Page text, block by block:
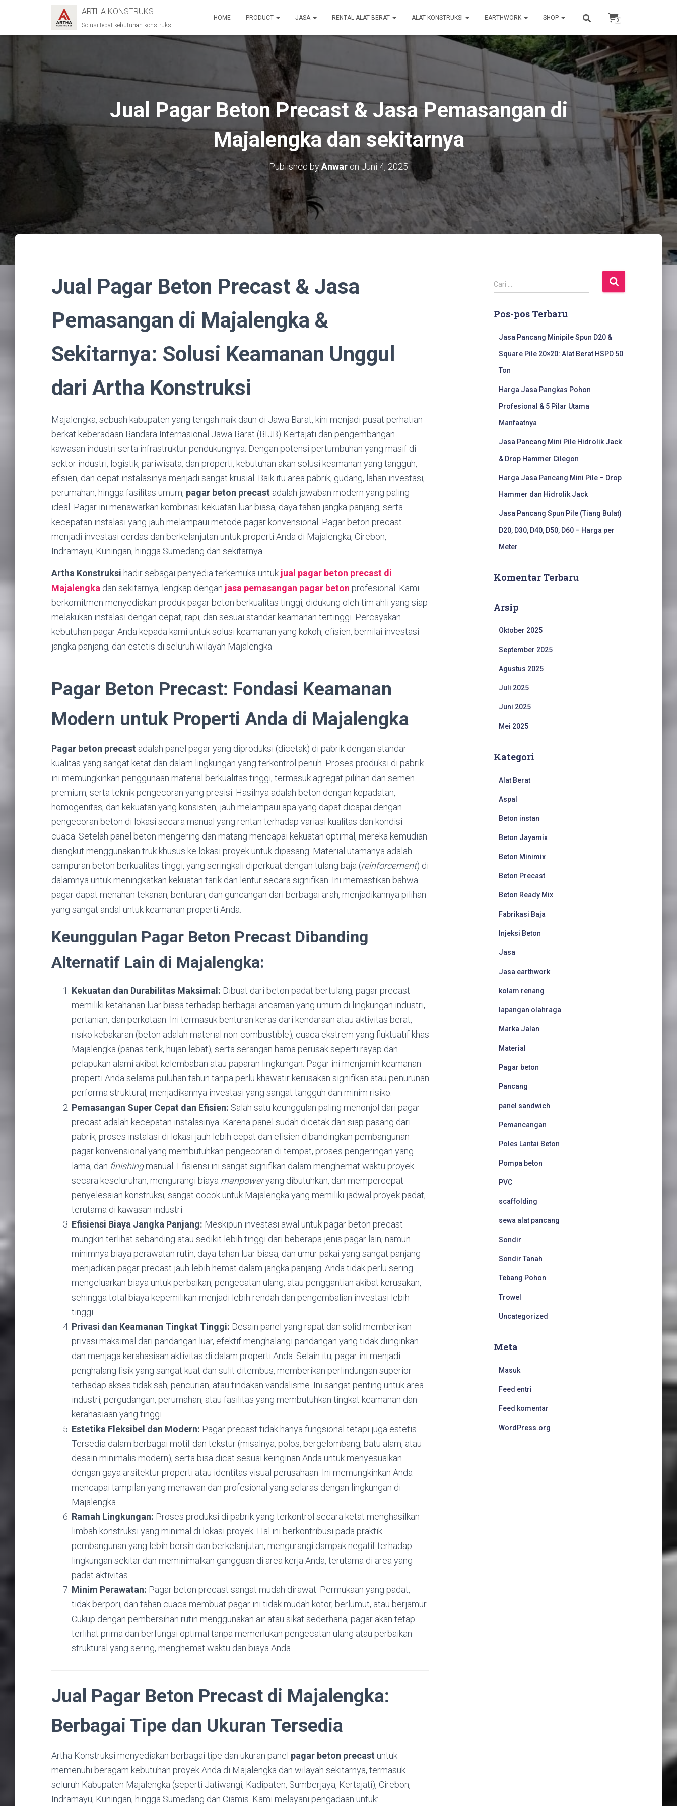
ARTHA KONSTRUKSI
Solusi tepat kebutuhan konstruksi
HOME PRODUCT JASA RENTAL ALAT BERAT ALAT KONSTRUKSI EARTHWORK SHOP 0
Jual Pagar Beton Precast & Jasa Pemasangan di
Majalengka dan sekitarnya
Published byAnwar on Juni 4, 2025
Jual Pagar Beton Precast & Jasa
Pemasangan di Majalengka &
Sekitarnya: Solusi Keamanan Unggul
dari Artha Konstruksi
Majalengka, sebuah kabupaten yang tengah naik daun di Jawa Barat, kini menjadi pusat perhatian
berkat keberadaan Bandara Internasional Jawa Barat (BIJB) Kertajati dan pengembangan
kawasan industri serta infrastruktur pendukungnya. Dengan potensi pertumbuhan yang masif di
sektor industri, logistik, pariwisata, dan properti, kebutuhan akan solusi keamanan yang tangguh,
efisien, dan cepat instalasinya menjadi sangat krusial. Baik itu area pabrik, gudang, lahan investasi,
perumahan, hingga fasilitas umum, pagar beton precast adalah jawaban modern yang paling
ideal. Pagar ini menawarkan kombinasi kekuatan luar biasa, daya tahan jangka panjang, serta
kecepatan instalasi yang jauh melampaui metode pagar konvensional. Pagar beton precast
menjadi investasi cerdas dan berkelanjutan untuk properti Anda di Majalengka, Cirebon,
Indramayu, Kuningan, hingga Sumedang dan sekitarnya.
Artha Konstruksi hadir sebagai penyedia terkemuka untuk jual pagar beton precast di
Majalengka dan sekitarnya, lengkap dengan jasa pemasangan pagar beton profesional. Kami
berkomitmen menyediakan produk pagar beton berkualitas tinggi, didukung oleh tim ahli yang siap
melakukan instalasi dengan cepat, rapi, dan sesuai standar keamanan tertinggi. Percayakan
kebutuhan pagar Anda kepada kami untuk solusi keamanan yang kokoh, efisien, bernilai investasi
jangka panjang, dan estetis di seluruh wilayah Majalengka.
Pagar Beton Precast: Fondasi Keamanan
Modern untuk Properti Anda di Majalengka
Pagar beton precast adalah panel pagar yang diproduksi (dicetak) di pabrik dengan standar
kualitas yang sangat ketat dan dalam lingkungan yang terkontrol penuh. Proses produksi di pabrik
ini memungkinkan penggunaan material berkualitas tinggi, termasuk agregat pilihan dan semen
premium, serta teknik pengecoran yang presisi. Hasilnya adalah beton dengan kepadatan,
homogenitas, dan kekuatan yang konsisten, jauh melampaui apa yang dapat dicapai dengan
pengecoran beton di lokasi secara manual yang rentan terhadap variasi kualitas dan kondisi
cuaca. Setelah panel beton mengering dan matang mencapai kekuatan optimal, mereka kemudian
diangkut menggunakan truk khusus ke lokasi proyek untuk dipasang. Material utamanya adalah
campuran beton berkualitas tinggi, yang seringkali diperkuat dengan tulang baja (reinforcement) di
dalamnya untuk meningkatkan kekuatan tarik dan lentur secara signifikan. Ini memastikan bahwa
pagar dapat menahan tekanan, benturan, dan guncangan dari berbagai arah, menjadikannya pilihan
yang sangat andal untuk keamanan properti Anda.
Keunggulan Pagar Beton Precast Dibanding
Alternatif Lain di Majalengka:
Kekuatan dan Durabilitas Maksimal: Dibuat dari beton padat bertulang, pagar precast
memiliki ketahanan luar biasa terhadap berbagai ancaman yang umum di lingkungan industri,
pertanian, dan perkotaan. Ini termasuk benturan keras dari kendaraan atau aktivitas berat,
risiko kebakaran (beton adalah material non-combustible), cuaca ekstrem yang fluktuatif khas
Majalengka (panas terik, hujan lebat), serta serangan hama perusak seperti rayap dan
pelapukan alami akibat kelembaban atau paparan lingkungan. Pagar ini menjamin keamanan
properti Anda selama puluhan tahun tanpa perlu khawatir kerusakan signifikan atau penurunan
performa struktural, menjadikannya investasi yang sangat tangguh dan minim risiko.
Pemasangan Super Cepat dan Efisien: Salah satu keunggulan paling menonjol dari pagar
precast adalah kecepatan instalasinya. Karena panel sudah dicetak dan siap pasang dari
pabrik, proses instalasi di lokasi jauh lebih cepat dan efisien dibandingkan pembangunan
pagar konvensional yang membutuhkan pengecoran di tempat, proses pengeringan yang
lama, dan finishingmanual. Efisiensi ini sangat signifikan dalam menghemat waktu proyek
secara keseluruhan, mengurangi biaya manpoweryang dibutuhkan, dan mempercepat
penyelesaian konstruksi, sangat cocok untuk Majalengka yang memiliki jadwal proyek padat,
terutama di kawasan industri.
Efisiensi Biaya Jangka Panjang: Meskipun investasi awal untuk pagar beton precast
mungkin terlihat sebanding atau sedikit lebih tinggi dari beberapa jenis pagar lain, namun
minimnya biaya perawatan rutin, daya tahan luar biasa, dan umur pakai yang sangat panjang
menjadikan pagar precast jauh lebih hemat dalam jangka panjang. Anda tidak perlu sering
mengeluarkan biaya untuk perbaikan, pengecatan ulang, atau penggantian akibat kerusakan,
sehingga total biaya kepemilikan menjadi lebih rendah dan pengembalian investasi lebih
tinggi.
Privasi dan Keamanan Tingkat Tinggi: Desain panel yang rapat dan solid memberikan
privasi maksimal dari pandangan luar, efektif menghalangi pandangan yang tidak diinginkan
dan menjaga kerahasiaan aktivitas di dalam properti Anda. Selain itu, pagar ini menjadi
penghalang fisik yang sangat kuat dan sulit ditembus, memberikan perlindungan superior
terhadap akses tidak sah, pencurian, atau tindakan vandalisme. Ini sangat penting untuk area
industri, pergudangan, perumahan, atau fasilitas yang membutuhkan tingkat keamanan dan
kerahasiaan yang tinggi.
Estetika Fleksibel dan Modern: Pagar precast tidak hanya fungsional tetapi juga estetis.
Tersedia dalam berbagai motif dan tekstur (misalnya, polos, bergelombang, batu alam, atau
desain minimalis modern), serta bisa dicat sesuai keinginan Anda untuk menyesuaikan
dengan gaya arsitektur properti atau identitas visual perusahaan. Ini memungkinkan Anda
mencapai tampilan yang menawan dan profesional yang selaras dengan lingkungan di
Majalengka.
Ramah Lingkungan: Proses produksi di pabrik yang terkontrol secara ketat menghasilkan
limbah konstruksi yang minimal di lokasi proyek. Hal ini berkontribusi pada praktik
pembangunan yang lebih bersih dan berkelanjutan, mengurangi dampak negatif terhadap
lingkungan sekitar dan meminimalkan gangguan di area kerja Anda, terutama di area yang
padat aktivitas.
Minim Perawatan: Pagar beton precast sangat mudah dirawat. Permukaan yang padat,
tidak berpori, dan tahan cuaca membuat pagar ini tidak mudah kotor, berlumut, atau berjamur.
Cukup dengan pembersihan rutin menggunakan air atau sikat sederhana, pagar akan tetap
terlihat prima dan berfungsi optimal tanpa memerlukan pengecatan ulang atau perbaikan
struktural yang sering, menghemat waktu dan biaya Anda.
Jual Pagar Beton Precast di Majalengka:
Berbagai Tipe dan Ukuran Tersedia
Artha Konstruksi menyediakan berbagai tipe dan ukuran panel pagar beton precast untuk
memenuhi beragam kebutuhan proyek Anda di Majalengka dan wilayah sekitarnya, termasuk
seluruh Kabupaten Majalengka (seperti Jatiwangi, Kadipaten, Sumberjaya, Kertajati), Cirebon,
Indramayu, Kuningan, hingga Sumedang dan Ciamis. Kami melayani pengadaan untuk:
C
a
i
Cari …
Pos-pos Terbaru
Jasa Pancang Minipile Spun D20 &
Square Pile 20×20: Alat Berat HSPD 50
Ton
Harga Jasa Pangkas Pohon
Profesional & 5 Pilar Utama
Manfaatnya
Jasa Pancang Mini Pile Hidrolik Jack
& Drop Hammer Cilegon
Harga Jasa Pancang Mini Pile – Drop
Hammer dan Hidrolik Jack
Jasa Pancang Spun Pile (Tiang Bulat)
D20, D30, D40, D50, D60 – Harga per
Meter
Komentar Terbaru
Arsip
Oktober 2025
September 2025
Agustus 2025
Juli 2025
Juni 2025
Mei 2025
Kategori
Alat Berat
Aspal
Beton instan
Beton Jayamix
Beton Minimix
Beton Precast
Beton Ready Mix
Fabrikasi Baja
Injeksi Beton
Jasa
Jasa earthwork
kolam renang
lapangan olahraga
Marka Jalan
Material
Pagar beton
Pancang
panel sandwich
Pemancangan
Poles Lantai Beton
Pompa beton
PVC
scaffolding
sewa alat pancang
Sondir
Sondir Tanah
Tebang Pohon
Trowel
Uncategorized
Meta
Masuk
Feed entri
Feed komentar
WordPress.org